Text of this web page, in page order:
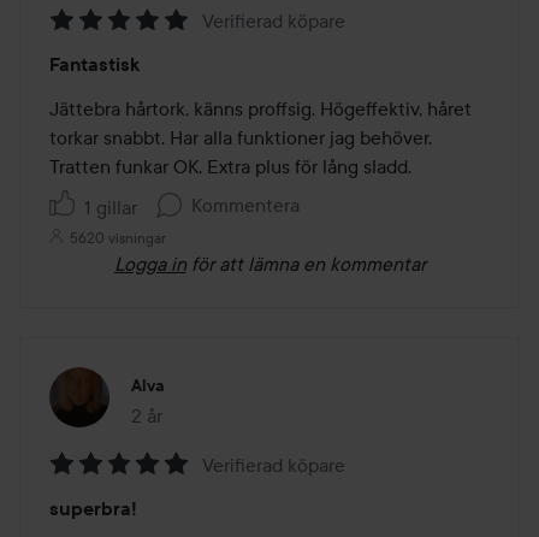
5
av
5
Verifierad köpare
Fantastisk
Jättebra hårtork, känns proffsig. Högeffektiv, håret
torkar snabbt. Har alla funktioner jag behöver.
Tratten funkar OK. Extra plus för lång sladd.
1 gillar
Kommentera
5620 visningar
Logga in för att lämna en kommentar
Alva
2 år
Inlägget skapades 2 år
5
Verifierad köpare
superbra!